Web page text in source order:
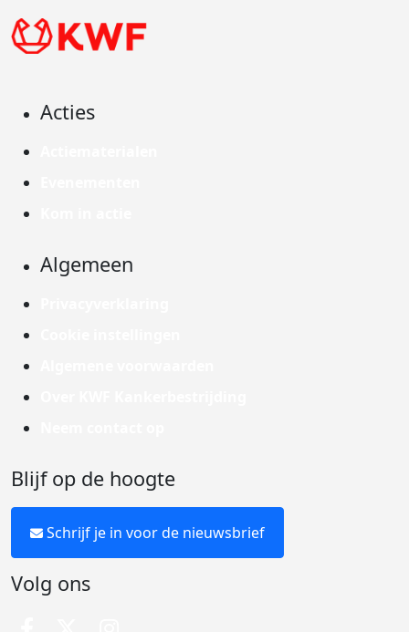
Acties
Algemeen
Blijf op de hoogte
Schrijf je in voor de nieuwsbrief
Volg ons